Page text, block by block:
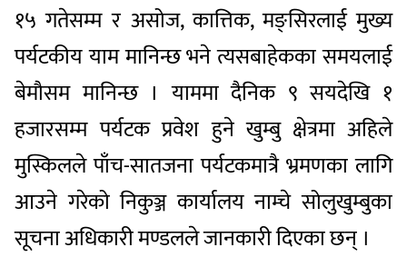
१५ गतेसम्म र असोज, कात्तिक, मङ्सिरलाई मुख्य
पर्यटकीय याम मानिन्छ भने त्यसबाहेकका समयलाई
बेमौसम मानिन्छ । याममा दैनिक ९ सयदेखि १
हजारसम्म पर्यटक प्रवेश हुने खुम्बु क्षेत्रमा अहिले
मुस्किलले पाँच-सातजना पर्यटकमात्रै भ्रमणका लागि
आउने गरेको निकुञ्ज कार्यालय नाम्चे सोलुखुम्बुका
सूचना अधिकारी मण्डलले जानकारी दिएका छन् ।